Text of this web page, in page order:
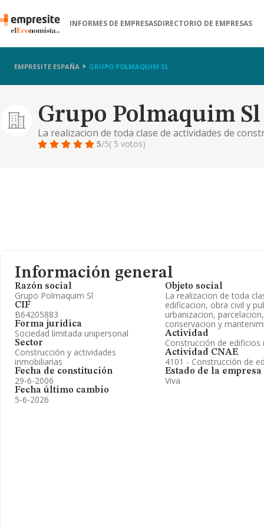
INFORMES DE EMPRESASDIRECTORIO DE EMPRESAS
EMPRESITE ESPAÑA GRUPO POLMAQUIM SL
Grupo Polmaquim Sl
La realizacion de toda clase de actividades de
la promocion, urbanizacion, parcelacion,
5/5( 5 votos)
Información general
Razón social
Grupo Polmaquim Sl
CIF
B64205883
Forma jurídica
Sociedad limitada unipersonal
Sector
Construcción y actividades
inmobiliarias
Fecha de constitución
29-6-2006
Fecha último cambio
5-6-2026
Objeto social
La realizacion de toda
edificacion, obra civil y
urbanizacion,
conservacion y
Actividad
Construcción de edificios
Actividad CNAE
4101 - Construcción de
Estado de la empresa
Viva